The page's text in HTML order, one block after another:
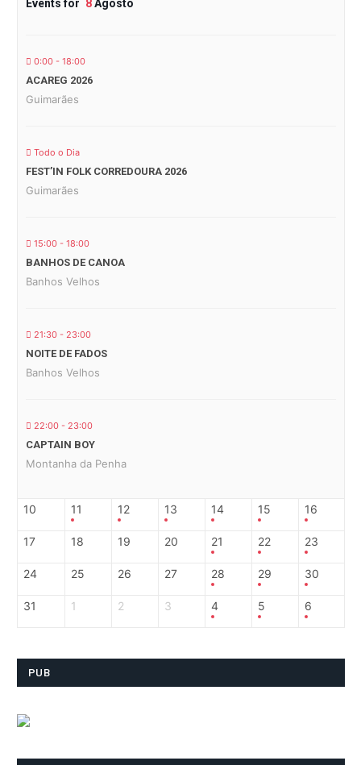
Events for 8Agosto
0:00 - 18:00
ACAREG 2026
Guimarães
Todo o Dia
FEST’IN FOLK CORREDOURA 2026
Guimarães
15:00 - 18:00
BANHOS DE CANOA
Banhos Velhos
21:30 - 23:00
NOITE DE FADOS
Banhos Velhos
22:00 - 23:00
CAPTAIN BOY
Montanha da Penha
10 11 12 13 14 15 16
17 18 19 20 21 22 23
24 25 26 27 28 29 30
31 1 2 3 4 5 6
PUB